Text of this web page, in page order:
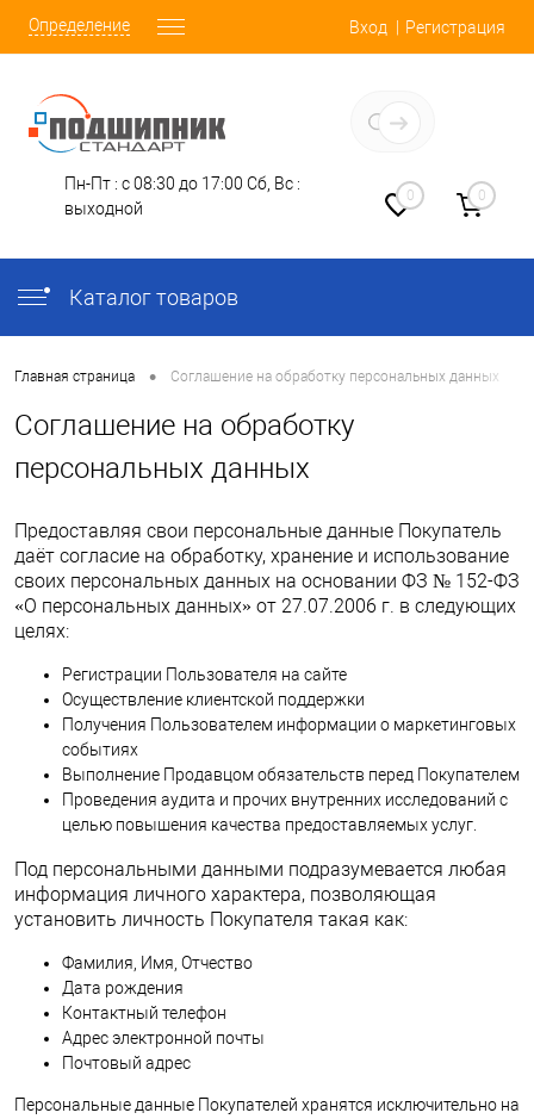
Определение Вход Регистрация
Пн-Пт : с 08:30 до 17:00 Сб, Вс :
выходной
0 0
Каталог товаров
Главная страница • Соглашение на обработку персональных данных
Соглашение на обработку
персональных данных
Предоставляя свои персональные данные Покупатель
даёт согласие на обработку, хранение и использование
своих персональных данных на основании ФЗ № 152-ФЗ
«О персональных данных» от 27.07.2006 г. в следующих
целях:
Регистрации Пользователя на сайте
Осуществление клиентской поддержки
Получения Пользователем информации о маркетинговых
событиях
Выполнение Продавцом обязательств перед Покупателем
Проведения аудита и прочих внутренних исследований с
целью повышения качества предоставляемых услуг.
Под персональными данными подразумевается любая
информация личного характера, позволяющая
установить личность Покупателя такая как:
Фамилия, Имя, Отчество
Дата рождения
Контактный телефон
Адрес электронной почты
Почтовый адрес
Персональные данные Покупателей хранятся исключительно на